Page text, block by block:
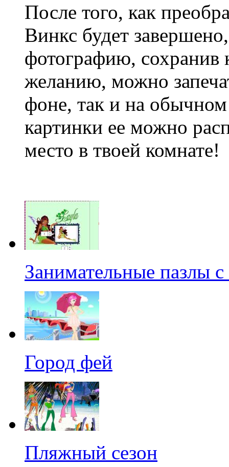
После того, как
Винкс будет
фотографию, сохранив
желанию, можно
фоне, так и на
картинки ее можно
место в твоей комнате!
Занимательные пазлы
Город фей
Пляжный сезон